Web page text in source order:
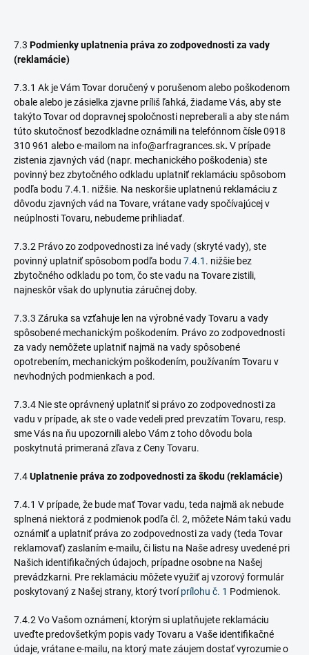
7.3 Podmienky uplatnenia práva zo zodpovednosti za vady
(reklamácie)
7.3.1 Ak je Vám Tovar doručený v porušenom alebo poškodenom
obale alebo je zásielka zjavne príliš ľahká, žiadame Vás, aby ste
takýto Tovar od dopravnej spoločnosti nepreberali a aby ste nám
túto skutočnosť bezodkladne oznámili na telefónnom čísle0918
310 961 alebo e-mailom na info@arfragrances.sk. V prípade
zistenia zjavných vád (napr. mechanického poškodenia) ste
povinný bez zbytočného odkladu uplatniť reklamáciu spôsobom
podľa bodu 7.4.1. nižšie. Na neskoršie uplatnenú reklamáciu z
dôvodu zjavných vád na Tovare, vrátane vady spočívajúcej v
neúplnosti Tovaru, nebudeme prihliadať.
7.3.2 Právo zo zodpovednosti za iné vady (skryté vady), ste
povinný uplatniť spôsobom podľa bodu 7.4.1 . nižšie bez
zbytočného odkladu po tom, čo ste vadu na Tovare zistili,
najneskôr však do uplynutia záručnej doby.
7.3.3 Záruka sa vzťahuje len na výrobné vady Tovaru a vady
spôsobené mechanickým poškodením. Právo zo zodpovednosti
za vady nemôžete uplatniť najmä na vady spôsobené
opotrebením, mechanickým poškodením, používaním Tovaru v
nevhodných podmienkach a pod.
7.3.4 Nie ste oprávnený uplatniť si právo zo zodpovednosti za
vadu v prípade, ak ste o vade vedeli pred prevzatím Tovaru, resp.
sme Vás na ňu upozornili alebo Vám z toho dôvodu bola
poskytnutá primeraná zľava z Ceny Tovaru.
7.4Uplatnenie práva zo zodpovednosti za škodu (reklamácie)
7.4.1 V prípade, že bude mať Tovar vadu, teda najmä ak nebude
splnená niektorá z podmienok podľa čl. 2, môžete Nám takú vadu
oznámiť a uplatniť práva zo zodpovednosti za vady (teda Tovar
reklamovať) zaslaním e-mailu, či listu na Naše adresy uvedené pri
Našich identifikačných údajoch, prípadne osobne na Našej
prevádzkarni. Pre reklamáciu môžete využiť aj vzorový formulár
poskytovaný z Našej strany, ktorý tvoríprílohu č. 1 Podmienok.
7.4.2 Vo Vašom oznámení, ktorým si uplatňujete reklamáciu
uveďte predovšetkým popis vady Tovaru a Vaše identifikačné
údaje, vrátane e-mailu, na ktorý mate záujem dostať vyrozumie o